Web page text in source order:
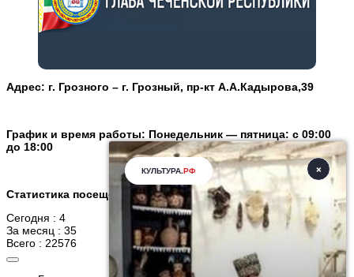
Адрес: г. Грозного – г. Грозный, пр-кт А.А.Кадырова,39
График и время работы: Понедельник — пятница: с 09:00
до 18:00
Статистика посещений
Сегодня : 4
За месяц : 35
Всего : 22576